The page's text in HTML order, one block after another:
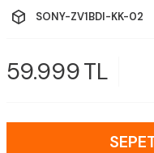
SONY-ZV1BDI-KK-02
59.999TL